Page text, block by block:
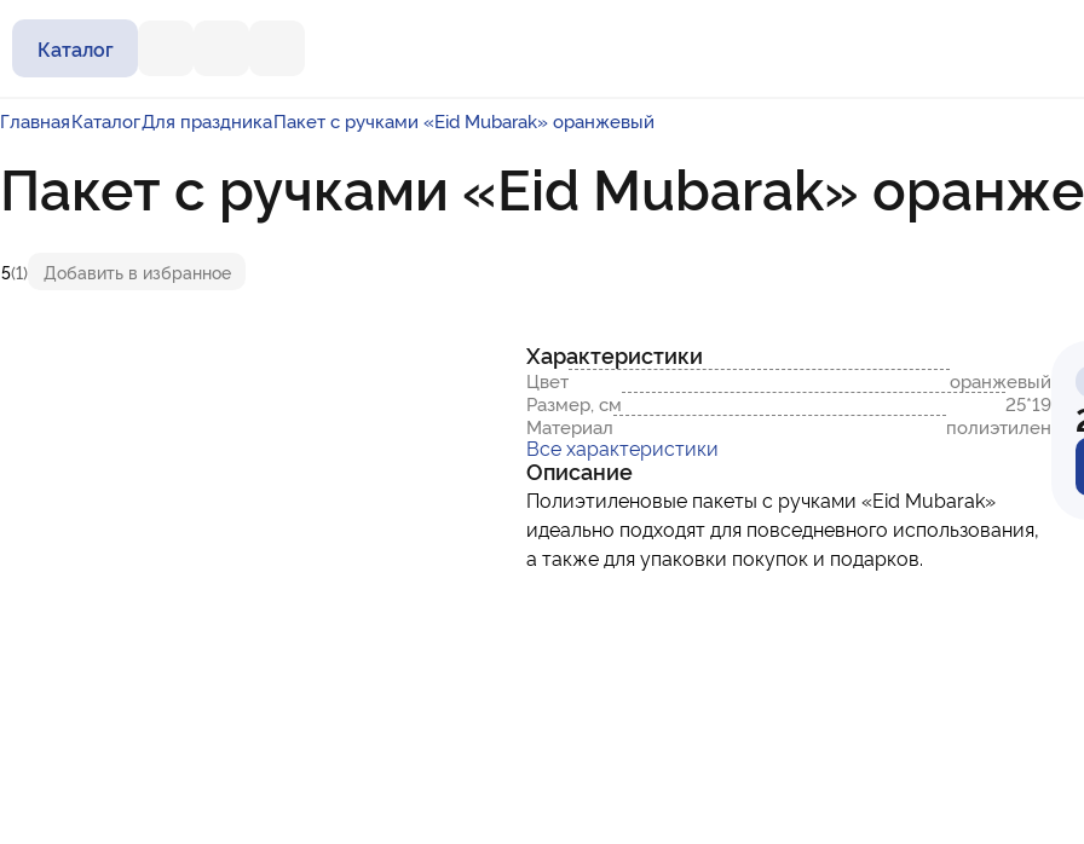
Каталог
ГлавнаяКаталогДля праздникаПакет с ручками «Eid Mubarak» оранжевый
Пакет с ручками «Eid Mubarak»
5(1) Добавить в избранное
Характеристики
Цвет
оранжевый
Размер, см
25*19
Материал
полиэтилен
Все характеристики
Описание
Полиэтиленовые пакеты с ручками «Eid Mubarak»
идеально подходят для повседневного использования,
а также для упаковки покупок и подарков.